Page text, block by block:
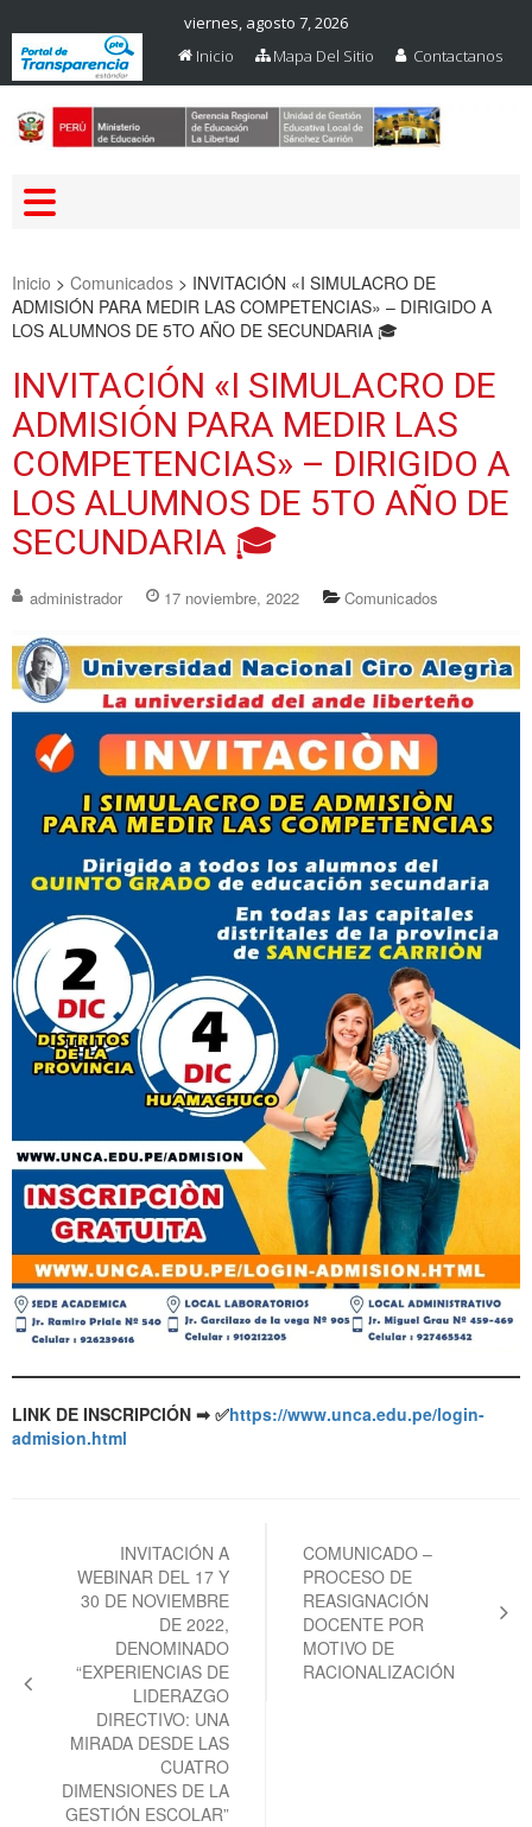
viernes, agosto 7, 2026
Inicio
Mapa Del Sitio Contactanos
Inicio > Comunicados > INVITACIÓN «I SIMULACRO DE
ADMISIÓN PARA MEDIR LAS COMPETENCIAS» – DIRIGIDO A
LOS ALUMNOS DE 5TO AÑO DE SECUNDARIA 🎓
INVITACIÓN «I SIMULACRO DE
ADMISIÓN PARA MEDIR LAS
COMPETENCIAS» – DIRIGIDO A
LOS ALUMNOS DE 5TO AÑO DE
SECUNDARIA 🎓
administrador 17 noviembre, 2022 Comunicados
LINK DE INSCRIPCIÓN ➡ ✅https://www.unca.edu.pe/login-
admision.html
entradas
INVITACIÓN A
WEBINAR DEL 17 Y
30 DE NOVIEMBRE
DE 2022,
DENOMINADO
“EXPERIENCIAS DE
LIDERAZGO
DIRECTIVO: UNA
MIRADA DESDE LAS
CUATRO
DIMENSIONES DE LA
GESTIÓN ESCOLAR”
COMUNICADO –
PROCESO DE
REASIGNACIÓN
DOCENTE POR
MOTIVO DE
RACIONALIZACIÓN